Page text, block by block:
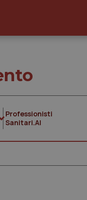
Professionisti
Sanitari.AI